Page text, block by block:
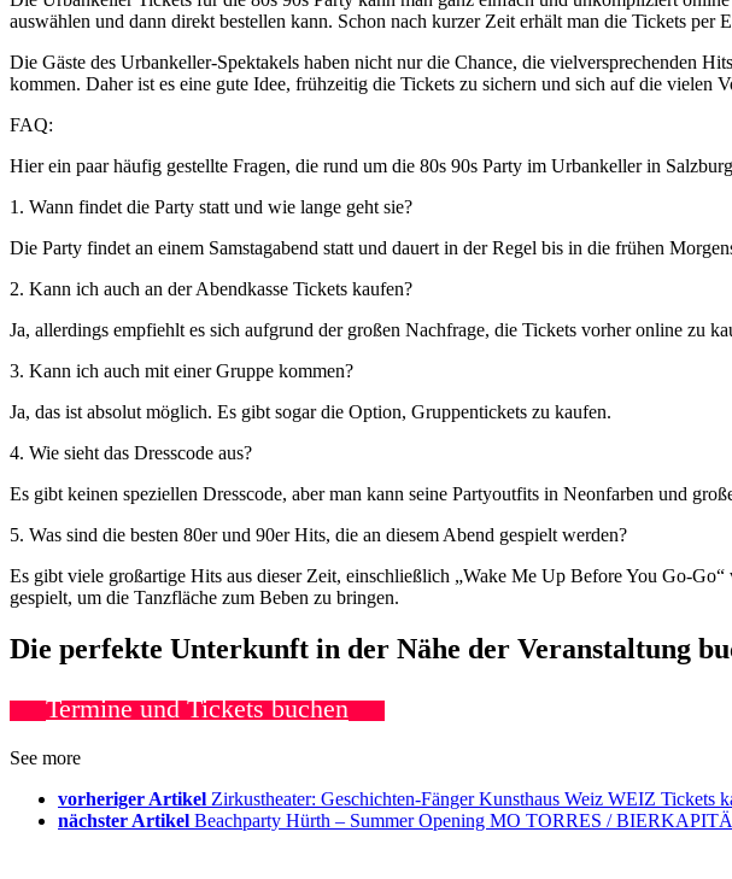
auswählen und dann direkt bestellen kann. Schon nach kurzer Zeit erhält man die Tickets per
Die Gäste des Urbankeller-Spektakels haben nicht nur die Chance, die vielversprechenden
kommen. Daher ist es eine gute Idee, frühzeitig die Tickets zu sichern und sich auf die vielen
FAQ:
Hier ein paar häufig gestellte Fragen, die rund um die 80s 90s Party im Urbankeller in
1. Wann findet die Party statt und wie lange geht sie?
Die Party findet an einem Samstagabend statt und dauert in der Regel bis in die frühen
2. Kann ich auch an der Abendkasse Tickets kaufen?
Ja, allerdings empfiehlt es sich aufgrund der großen Nachfrage, die Tickets vorher online zu
3. Kann ich auch mit einer Gruppe kommen?
Ja, das ist absolut möglich. Es gibt sogar die Option, Gruppentickets zu kaufen.
4. Wie sieht das Dresscode aus?
Es gibt keinen speziellen Dresscode, aber man kann seine Partyoutfits in Neonfarben und
5. Was sind die besten 80er und 90er Hits, die an diesem Abend gespielt werden?
Es gibt viele großartige Hits aus dieser Zeit, einschließlich „Wake Me Up Before You Go-
gespielt, um die Tanzfläche zum Beben zu bringen.
Die perfekte Unterkunft in der Nähe der Veranstaltung
Termine und Tickets buchen
See more
vorheriger Artikel Zirkustheater: Geschichten-Fänger Kunsthaus Weiz WEIZ Tickets
nächster Artikel Beachparty Hürth – Summer Opening MO TORRES /